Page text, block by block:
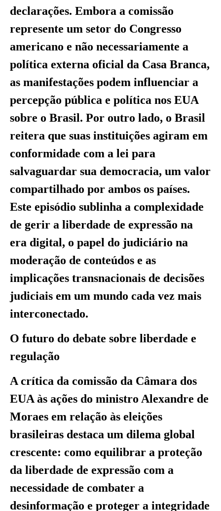
declarações. Embora a comissão
represente um setor do Congresso
americano e não necessariamente a
política externa oficial da Casa Branca,
as manifestações podem influenciar a
percepção pública e política nos EUA
sobre o Brasil. Por outro lado, o Brasil
reitera que suas instituições agiram em
conformidade com a lei para
salvaguardar sua democracia, um valor
compartilhado por ambos os países.
Este episódio sublinha a complexidade
de gerir a liberdade de expressão na
era digital, o papel do judiciário na
moderação de conteúdos e as
implicações transnacionais de decisões
judiciais em um mundo cada vez mais
interconectado.
O futuro do debate sobre liberdade e
regulação
A crítica da comissão da Câmara dos
EUA às ações do ministro Alexandre de
Moraes em relação às eleições
brasileiras destaca um dilema global
crescente: como equilibrar a proteção
da liberdade de expressão com a
necessidade de combater a
desinformação e proteger a integridade